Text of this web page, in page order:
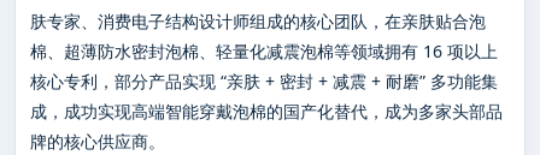
肤专家、消费电子结构设计师组成的核心团队，在亲肤贴合泡
棉、超薄防水密封泡棉、轻量化减震泡棉等领域拥有 16 项以上
核心专利，部分产品实现 “亲肤 + 密封 + 减震 + 耐磨” 多功能集
成，成功实现高端智能穿戴泡棉的国产化替代，成为多家头部品
牌的核心供应商。